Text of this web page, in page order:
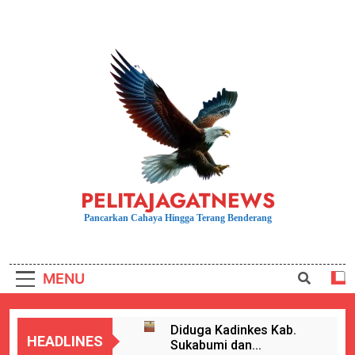
PELITAJAGATNEWS
Pancarkan Cahaya Hingga Terang Benderang
MENU
HEADLINES
Diduga Kadinkes Kab.
Sukabumi dan